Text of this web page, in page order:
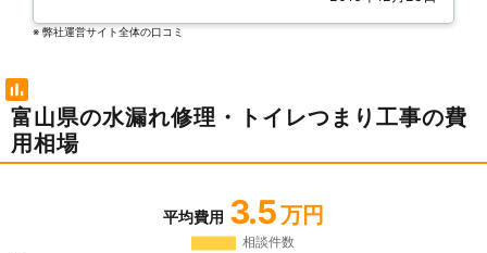
※ 弊社運営サイト全体の⼝コミ
富山県の水漏れ修理・トイレつまり工事の費
用相場
平均費用 3.5 万円